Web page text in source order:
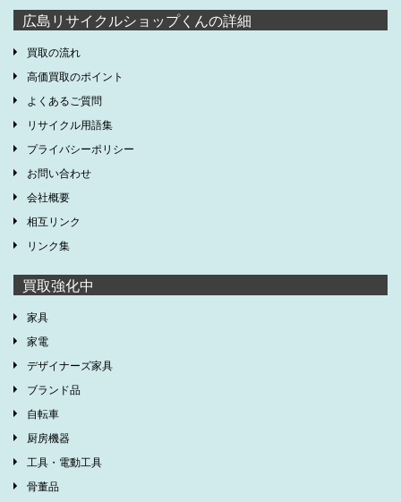
広島リサイクルショップくんの詳細
買取の流れ
高価買取のポイント
よくあるご質問
リサイクル用語集
プライバシーポリシー
お問い合わせ
会社概要
相互リンク
リンク集
買取強化中
家具
家電
デザイナーズ家具
ブランド品
自転車
厨房機器
工具・電動工具
骨董品